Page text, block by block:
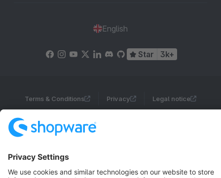
English
Star 3k+
Terms & Conditions Privacy Legal notice
Copyright © shopware AG - All rights reserved